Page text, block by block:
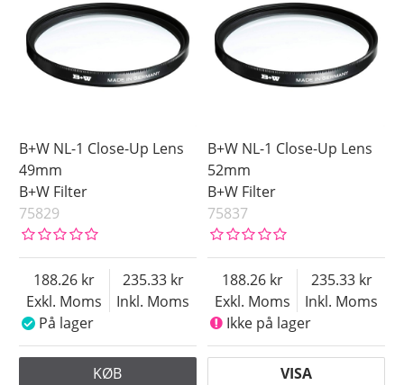
B+W NL-1 Close-Up Lens
49mm
B+W Filter
75829
Exkl. Moms
188.26
Inkl. Moms
235.33
På lager
KØB
B+W NL-1 Close-Up Lens
52mm
B+W Filter
75837
Exkl. Moms
188.26
Inkl. Moms
235.33
Ikke på lager
VISA